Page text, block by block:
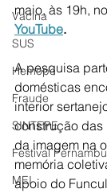
Vacina
SUS
Hemope
Fraude
SINTEPE
Festival
MEI
maio, às 19h, no
YouTube.
A pesquisa
domésticas
interior
construção
da imagem na
memória
apoio do